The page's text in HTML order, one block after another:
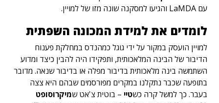
עם LaMDA והגיעו למסקנה שונה מזו של למויין.
לומדים את למידת המכונה השפתית
למויין הועסק במקור על ידי גוגל כמהנדס במחלקת פענוח
הדיבור של הבינה המלאכותית, ותפקידו היה להבין כיצד ומדוע
השתמשה בינה מלאכותית בדיבור מפלה או בדיבור שנאה. מדובר
בתופעה שכבר נתקלנו במקרים מפורסמים שבהם היא צצה
בעבר. כך למשל קרה כשטיי – בוטית צ'אט שמיקרוסופט